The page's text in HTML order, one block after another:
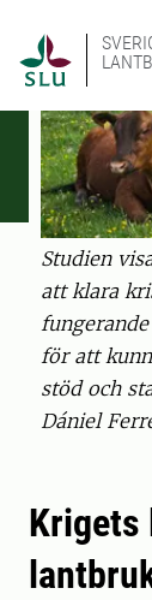
Studien
att klara
för att
stöd och
Dániel
Krigets